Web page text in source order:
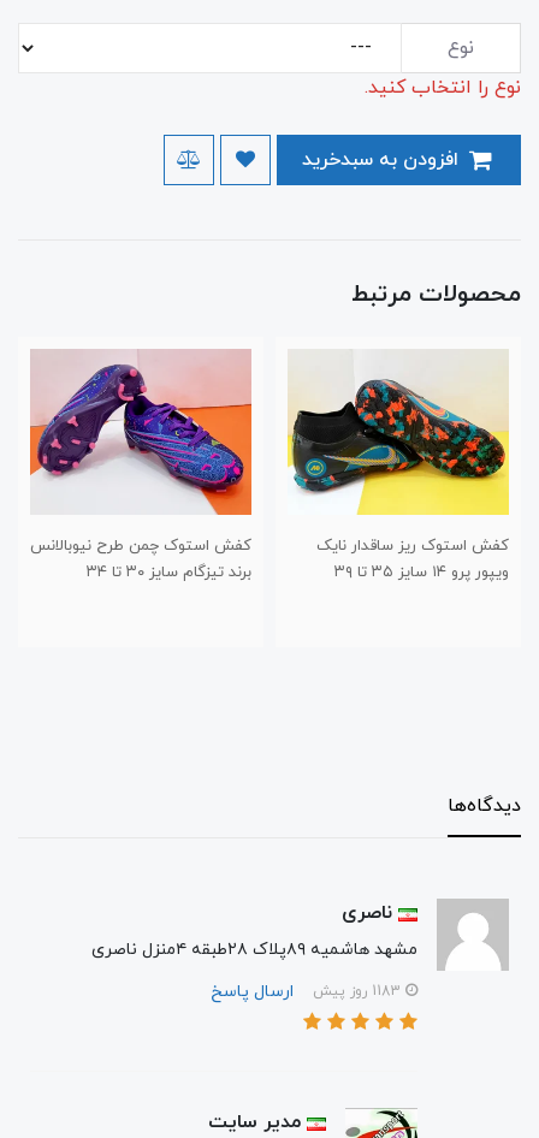
نوع
نوع را انتخاب کنید.
محصولات مرتبط
کفش استوک ریز ساقدار نایک
ویپور پرو ۱۴ سایز ۳۵ تا ۳۹
کفش استوک چمن طرح نیوبالانس
برند تیزگام سایز ۳۰ تا ۳۴
دیدگاه‌ها
ناصری
مشهد هاشمیه ۸۹پلاک ۲۸طبقه ۴منزل ناصری
ارسال پاسخ
مدیر سایت